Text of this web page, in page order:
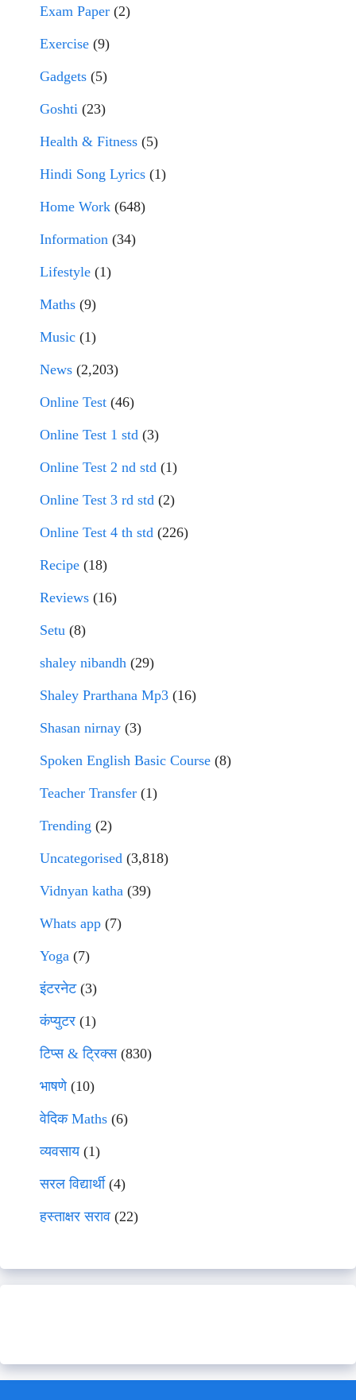
Exam Paper (2)
Exercise (9)
Gadgets (5)
Goshti (23)
Health & Fitness (5)
Hindi Song Lyrics (1)
Home Work (648)
Information (34)
Lifestyle (1)
Maths (9)
Music (1)
News (2,203)
Online Test (46)
Online Test 1 std (3)
Online Test 2 nd std (1)
Online Test 3 rd std (2)
Online Test 4 th std (226)
Recipe (18)
Reviews (16)
Setu (8)
shaley nibandh (29)
Shaley Prarthana Mp3 (16)
Shasan nirnay (3)
Spoken English Basic Course (8)
Teacher Transfer (1)
Trending (2)
Uncategorised (3,818)
Vidnyan katha (39)
Whats app (7)
Yoga (7)
इंटरनेट(3)
कंप्युटर (1)
टिप्स & ट्रिक्स(830)
भाषणे(10)
वेदिक Maths (6)
व्यवसाय(1)
सरल विद्यार्थी(4)
हस्ताक्षर सराव (22)